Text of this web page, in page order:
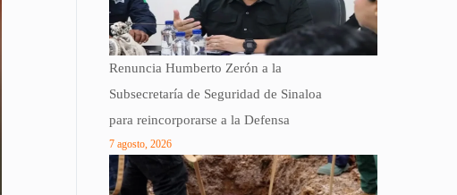
Renuncia Humberto Zerón a la
Subsecretaría de Seguridad de Sinaloa
para reincorporarse a la Defensa
7 agosto, 2026